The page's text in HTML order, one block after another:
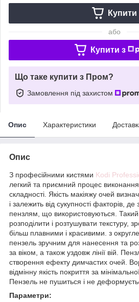
Купити
або
Купити з
Що таке купити з Пром?
Замовлення під захистом
Опис Характеристики
Опис
З професійними кистями Kodi
легкий та приємний процес
складності. Якість макіяжу очей
і залежить від сукупності факторів,
пензлям, що використовуються. Такий
розподілити і розтушувати текстуру,
більш плавними і красивими. з
пензель зручним для нанесення та
за віком, а також уздовж лінії вій.
створення ефекту димчастих очей.
відмінну якість покриття за
Пензель не пушиться і не
Параметри: